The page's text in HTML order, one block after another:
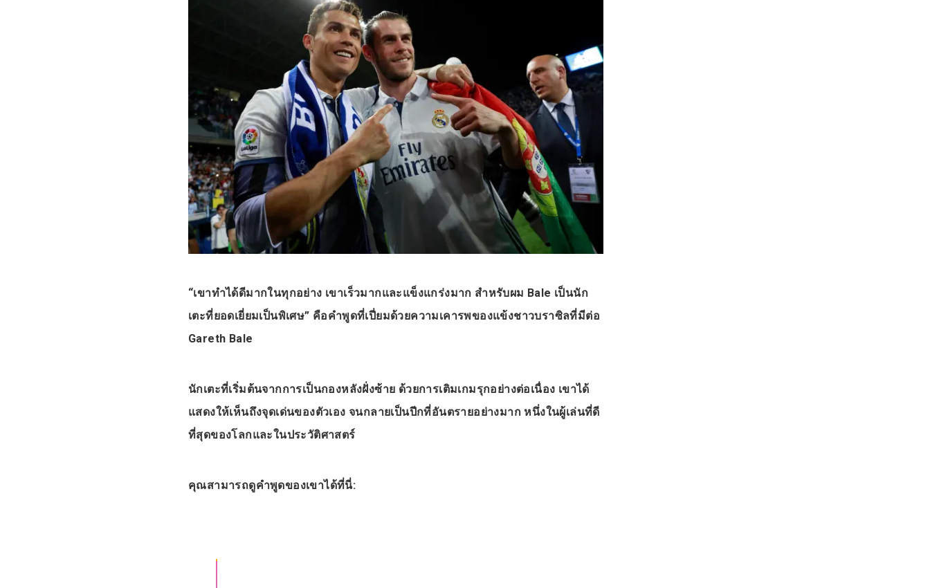
“เขาทำได้ดีมากในทุกอย่าง เขาเร็วมากและแข็งแกร่งมาก สำหรับผม Bale เป็นนัก
เตะที่ยอดเยี่ยมเป็นพิเศษ” คือคำพูดที่เปี่ยมด้วยความเคารพของแข้งชาวบราซิลที่มีต่อ
Gareth Bale
นักเตะที่เริ่มต้นจากการเป็นกองหลังฝั่งซ้าย ด้วยการเติมเกมรุกอย่างต่อเนื่อง เขาได้
แสดงให้เห็นถึงจุดเด่นของตัวเอง จนกลายเป็นปีกที่อันตรายอย่างมาก หนึ่งในผู้เล่นที่ดี
ที่สุดของโลกและในประวัติศาสตร์
คุณสามารถดูคำพูดของเขาได้ที่นี่: